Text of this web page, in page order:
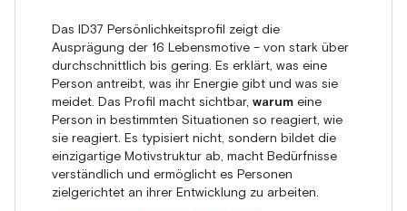
Das ID37 Persönlichkeitsprofil zeigt die
Ausprägung der 16 Lebensmotive – von stark über
durchschnittlich bis gering. Es erklärt, was eine
Person antreibt, was ihr Energie gibt und was sie
meidet. Das Profil macht sichtbar, warum eine
Person in bestimmten Situationen so reagiert, wie
sie reagiert. Es typisiert nicht, sondern bildet die
einzigartige Motivstruktur ab, macht Bedürfnisse
verständlich und ermöglicht es Personen
zielgerichtet an ihrer Entwicklung zu arbeiten.